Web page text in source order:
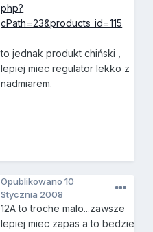
php?
cPath=23&products_id=115
to jednak produkt chiński ,
lepiej miec regulator lekko z
nadmiarem.
Opublikowano10
Stycznia 2008
12A to troche malo...zawsze
lepiej miec zapas a to bedzie